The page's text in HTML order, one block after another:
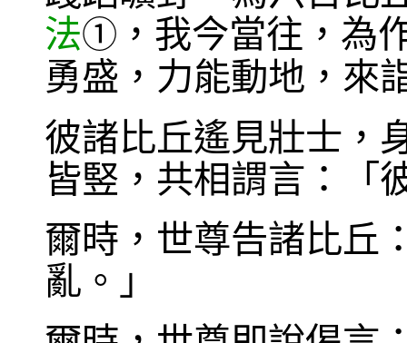
法① ，我今當往，為
勇盛，力能動地，來
彼諸比丘遙見壯士，
皆竪，共相謂言：「
爾時，世尊告諸比丘
亂。」